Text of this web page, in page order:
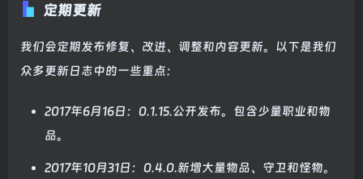
定期更新
我们会定期发布修复、改进、调整和内容更新。以下是我们
众多更新日志中的一些重点：
2017年6月16日：0.1.15.公开发布。包含少量职业和物
品。
2017年10月31日：0.4.0.新增大量物品、守卫和怪物。